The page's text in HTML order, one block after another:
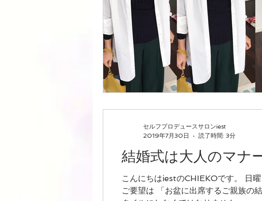
美ウォーキングレッスン 美ウォーキング
骨格診断【ナチュラル】 最上級クロー
カテゴリー 1 カテゴリー 2
結婚式は大人のマナ
こんにちはiestのCHIEKOです。 日曜
ご要望は 「お盆に出席するご親族の結婚式のお洋服提案
セルフプロデュースサロンiest
2019年7月30日
読了時間: 3分